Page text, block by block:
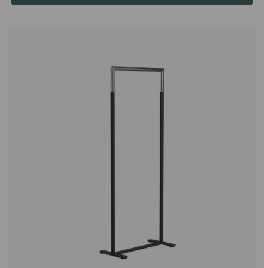
chaque chose trouve sa place. À propos des designers –
Asie. Katrín Olína est une designer industrielle islandaise